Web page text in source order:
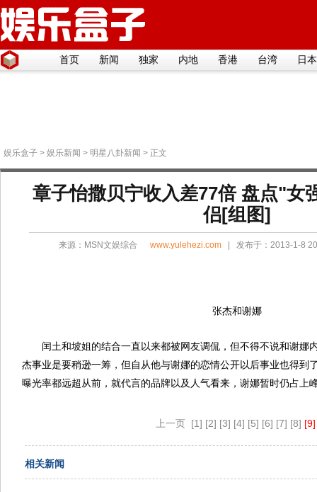
首页 新闻 独家 内地 香港 台湾 日本
娱乐盒子 > 娱乐新闻 > 明星八卦新闻 > 正文
章子怡撒贝宁收入差77倍 盘点"女
侣[组图]
来源： MSN文娱综合 www.yulehezi.com| 发布于：2013-1-8
张杰和谢娜
闰土和坡姐的结合一直以来都被网友调侃，但不得不说和谢娜
杰事业是要稍逊一筹，但自从他与谢娜的恋情公开以后事业也得到
曝光率都远超从前，就代言的品牌以及人气看来，谢娜暂时仍占上
上一页 [1] [2] [3] [4] [5] [6] [7] [8] [9]
相关新闻